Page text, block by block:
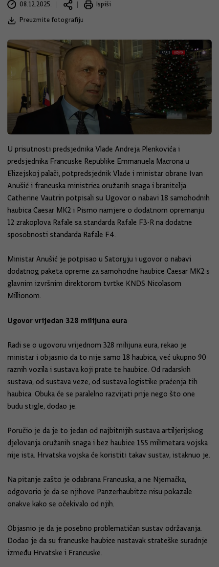
08.12.2025.
Ispiši
Preuzmite fotografiju
U prisutnosti predsjednika Vlade Andreja Plenkovića i
predsjednika Francuske Republike Emmanuela Macrona u
Elizejskoj palači, potpredsjednik Vlade i ministar obrane Ivan
Anušić i francuska ministrica oružanih snaga i branitelja
Catherine Vautrin potpisali su Ugovor o nabavi 18 samohodnih
haubica Caesar MK2 i Pismo namjere o dodatnom opremanju
12 zrakoplova Rafale sa standarda Rafale F3-R na dodatne
sposobnosti standarda Rafale F4.
Ministar Anušić je potpisao u Satoryju i ugovor o nabavi
dodatnog paketa opreme za samohodne haubice Caesar MK2 s
glavnim izvršnim direktorom tvrtke KNDS Nicolasom
Millionom.
Ugovor vrijedan 328 milijuna eura
Radi se o ugovoru vrijednom 328 milijuna eura, rekao je
ministar i objasnio da to nije samo 18 haubica, već ukupno 90
raznih vozila i sustava koji prate te haubice. Od radarskih
sustava, od sustava veze, od sustava logistike praćenja tih
haubica. Obuka će se paralelno razvijati prije nego što one
budu stigle, dodao je.
Poručio je da je to jedan od najbitnijih sustava artiljerijskog
djelovanja oružanih snaga i bez haubice 155 milimetara vojska
nije ista. Hrvatska vojska će koristiti takav sustav, istaknuo je.
Na pitanje zašto je odabrana Francuska, a ne Njemačka,
odgovorio je da se njihove Panzerhaubitze nisu pokazale
onakve kako se očekivalo od njih.
Objasnio je da je posebno problematičan sustav održavanja.
Dodao je da su francuske haubice nastavak strateške suradnje
između Hrvatske i Francuske.